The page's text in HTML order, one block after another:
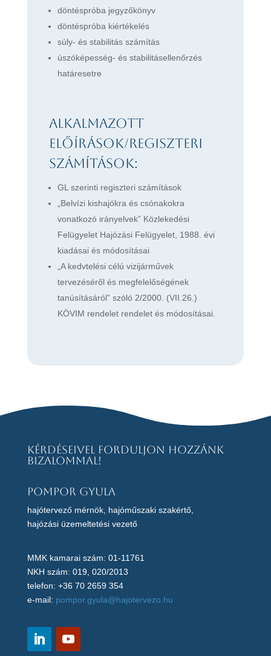
döntéspróba jegyzőkönyv
döntéspróba kiértékelés
súly- és stabilitás számítás
úszóképesség- és stabilitásellenőrzés
határesetre
Alkalmazott
előírások/regiszteri
számítások:
GL szerinti regiszteri számítások
„Belvízi kishajókra és csónakokra
vonatkozó irányelvek” Közlekedési
Felügyelet Hajózási Felügyelet, 1988. évi
kiadásai és módosításai
„A kedvtelési célú vizijárművek
tervezéséről és megfelelőségének
tanúsításáról” szóló 2/2000. (VII.26.)
KÖVIM rendelet rendelet és módosításai.
Kérdéseivel forduljon hozzánk
bizalommal!
Pompor Gyula
hajótervező mérnök, hajóműszaki szakértő,
hajózási üzemeltetési vezető
MMK kamarai szám: 01-11761
NKH szám: 019, 020/2013
telefon: +36 70 2659 354
e-mail: pompor.gyula@hajotervezo.hu